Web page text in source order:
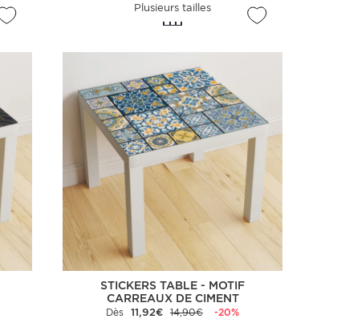
Plusieurs tailles
STICKERS TABLE - MOTIF
CARREAUX DE CIMENT
Dès 11,92€ 14,90€
-20%